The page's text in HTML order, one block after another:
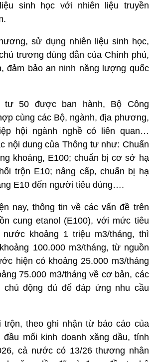
sinh học với nhiên liệu truyền
sử dụng nhiên liệu sinh học,
trương đúng đắn của Chính phủ,
đảm bảo an ninh năng lượng quốc
tư 50 được ban hành, Bộ Công
cùng các Bộ, ngành, địa phương,
hội ngành nghề có liên quan…
nội dung của Thông tư như: Chuẩn
khoáng, E100; chuẩn bị cơ sở hạ
trộn E10; nâng cấp, chuẩn bị hạ
E10 đến người tiêu dùng….
nay, thông tin về các vấn đề trên
cung etanol (E100), với mức tiêu
khoảng 1 triệu m3/tháng, thì
100.000 m3/tháng, từ nguồn
hiện có khoảng 25.000 m3/tháng
75.000 m3/tháng về cơ bản, các
chủ động đủ để đáp ứng nhu cầu
trộn, theo ghi nhận từ báo cáo của
mối kinh doanh xăng dầu, tính
cả nước có 13/26 thương nhân